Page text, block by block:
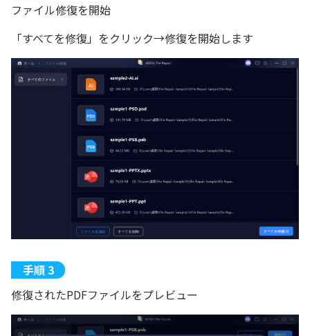
ファイル修復を開始
「すべてを修復」をクリック→修復を開始します
修復されたPDFファイルをプレビュー